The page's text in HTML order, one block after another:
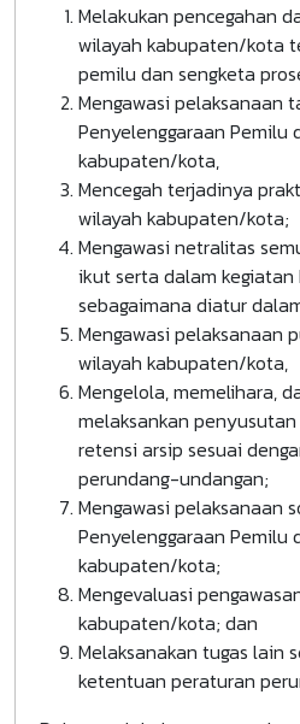
Melakukan pencegahan
wilayah kabupaten/kota
pemilu dan sengketa
Mengawasi pelaksanaan
Penyelenggaraan Pemilu
kabupaten/kota,
Mencegah terjadinya
wilayah kabupaten/kota;
Mengawasi netralitas
ikut serta dalam kegiatan
sebagaimana diatur
Mengawasi pelaksanaan
wilayah kabupaten/kota,
Mengelola, memelihara,
melaksankan
retensi arsip sesuai
perundang-undangan;
Mengawasi pelaksanaan
Penyelenggaraan Pemilu
kabupaten/kota;
Mengevaluasi
kabupaten/kota; dan
Melaksanakan tugas lain
ketentuan peraturan